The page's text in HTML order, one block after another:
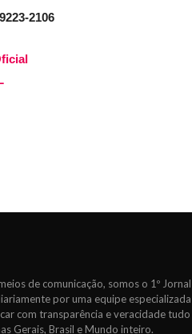
2106
de comunicação, somos o 1º
por uma equipe
com transparência e veracidade
Gerais, Brasil e Mundo inteiro.